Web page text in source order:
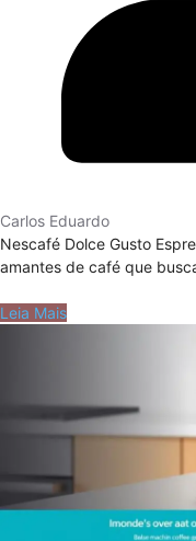
Carlos Eduardo
Nescafé Dolce Gusto
amantes de café que
Leia Mais